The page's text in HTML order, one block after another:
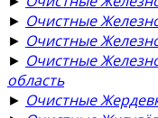
► Очистные
► Очистные
► Очистные
область
► Очистные